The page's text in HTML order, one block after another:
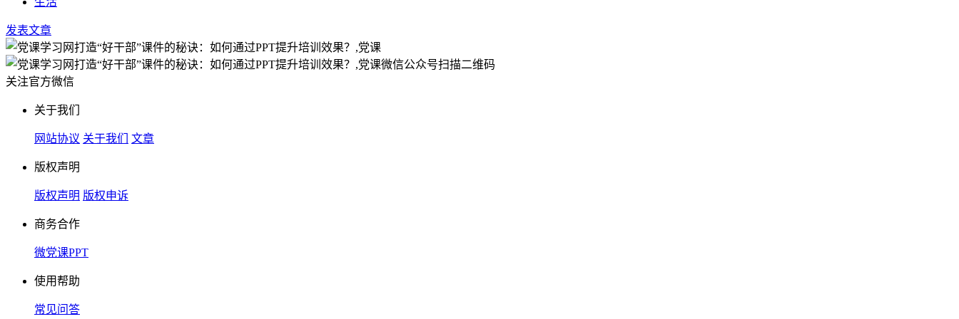
发表文章
扫描二维码
关注官方微信
关于我们
网站协议 关于我们 文章
版权声明
版权声明 版权申诉
商务合作
微党课PPT
使用帮助
常见问答